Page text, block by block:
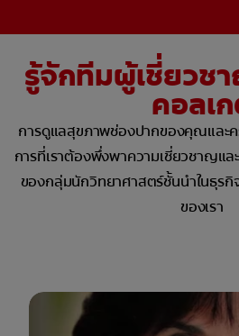
รู้จักทีมผู้เชี่ยวชา
คอลเ
การดูแลสุขภาพช่องปากของคุณและ
การที่เราต้องพึ่งพาความเชี่ยวชาญแ
ของกลุ่มนักวิทยาศาสตร์ชั้นนำในธุรกิ
ของเรา